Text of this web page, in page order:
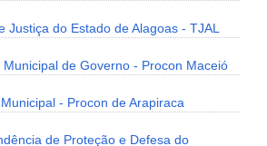
Justiça do Estado de Alagoas - TJAL
Municipal de Governo - Procon Maceió
- Procon de Arapiraca
de Proteção e Defesa do